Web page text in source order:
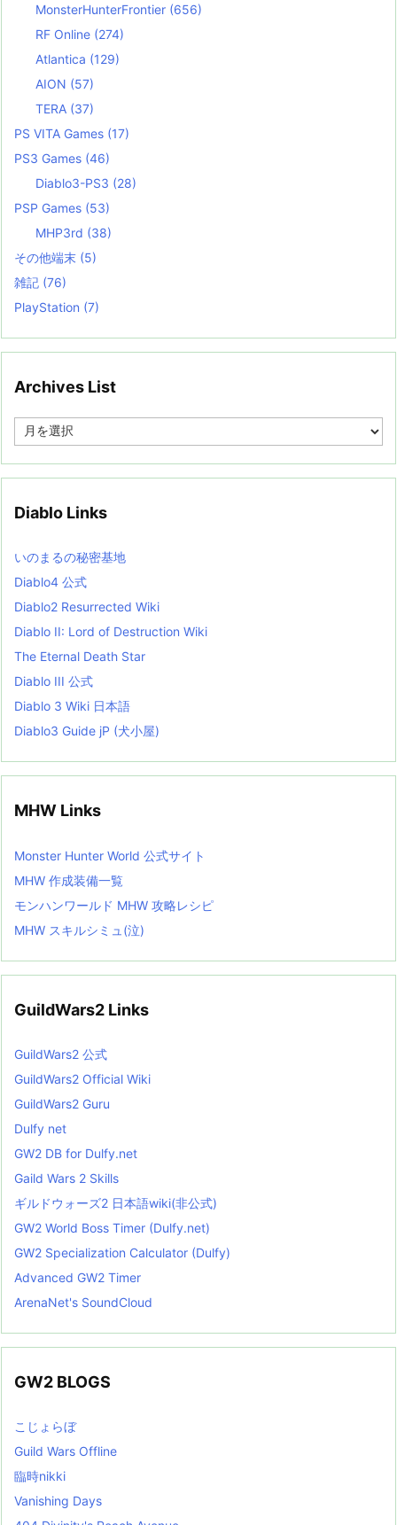
MonsterHunterFrontier (656)
RF Online (274)
Atlantica (129)
AION (57)
TERA (37)
PS VITA Games (17)
PS3 Games (46)
Diablo3-PS3 (28)
PSP Games (53)
MHP3rd (38)
その他端末 (5)
雑記 (76)
PlayStation (7)
Archives List
e
i
s
t
Diablo Links
いのまるの秘密基地
Diablo4 公式
Diablo2 Resurrected Wiki
Diablo II: Lord of Destruction Wiki
The Eternal Death Star
Diablo III 公式
Diablo 3 Wiki 日本語
Diablo3 Guide jP (犬小屋)
MHW Links
Monster Hunter World 公式サイト
MHW 作成装備一覧
モンハンワールド MHW 攻略レシピ
MHW スキルシミュ(泣)
GuildWars2 Links
GuildWars2 公式
GuildWars2 Official Wiki
GuildWars2 Guru
Dulfy net
GW2 DB for Dulfy.net
Gaild Wars 2 Skills
ギルドウォーズ2 日本語wiki(非公式)
GW2 World Boss Timer (Dulfy.net)
GW2 Specialization Calculator (Dulfy)
Advanced GW2 Timer
ArenaNet's SoundCloud
GW2 BLOGS
こじょらぼ
Guild Wars Offline
臨時nikki
Vanishing Days